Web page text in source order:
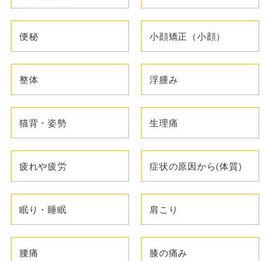
便秘 小顔矯正（小顔）
整体 浮腫み
猫背・姿勢 生理痛
疲れや疲労 症状の原因から(体質)
眠り・睡眠 肩こり
腰痛 膝の痛み